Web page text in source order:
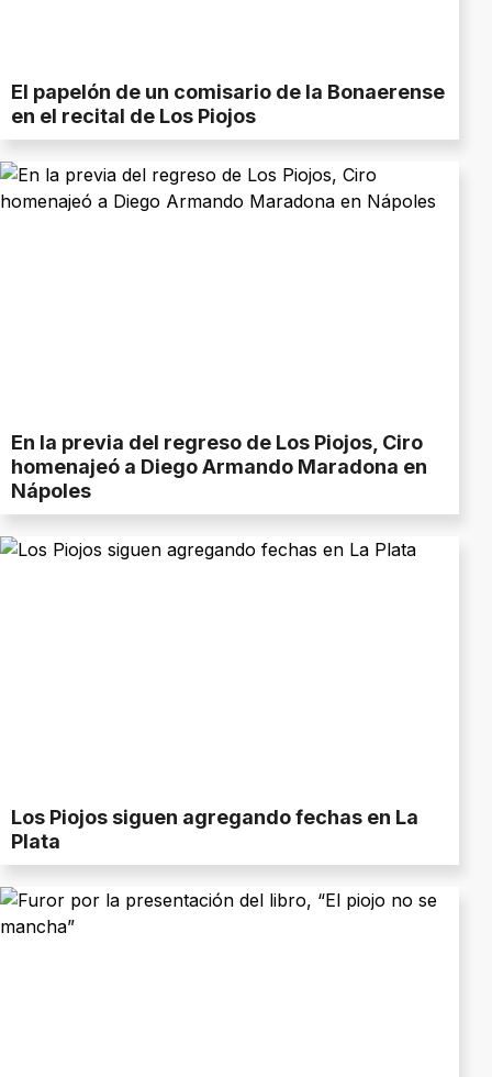
El papelón de un comisario de la Bonaerense
en el recital de Los Piojos
En la previa del regreso de Los Piojos, Ciro
homenajeó a Diego Armando Maradona en
Nápoles
Los Piojos siguen agregando fechas en La
Plata